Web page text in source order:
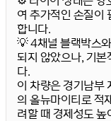
여 추가적인 손질이
합니다.
💡 4채널 블랙박스
되지 않았으나, 기본
다.
이 차량은 경기남부
의 올뉴마이티로 적
려할 때 경제성도